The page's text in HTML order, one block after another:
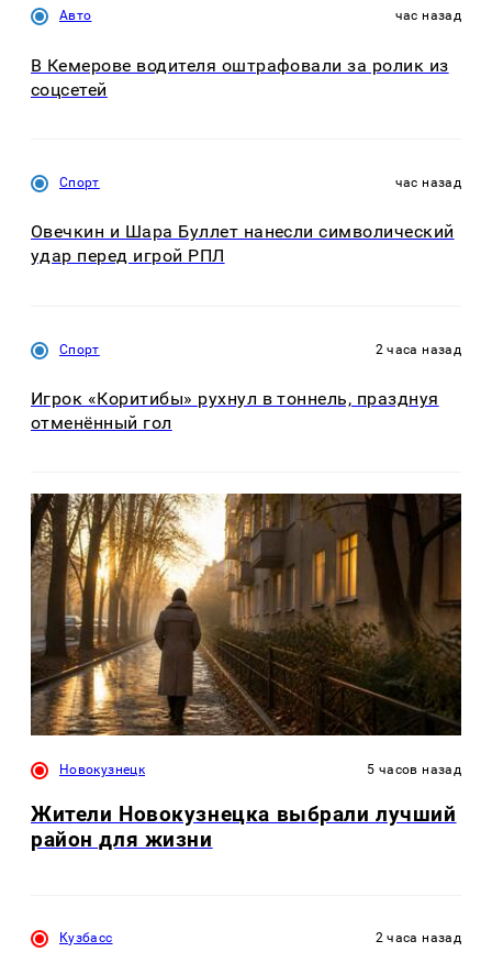
Авто час назад
В Кемерове водителя оштрафовали за ролик из
соцсетей
Спорт час назад
Овечкин и Шара Буллет нанесли символический
удар перед игрой РПЛ
Спорт 2 часа назад
Игрок «Коритибы» рухнул в тоннель, празднуя
отменённый гол
Новокузнецк 5 часов назад
Жители Новокузнецка выбрали лучший
район для жизни
Кузбасс 2 часа назад